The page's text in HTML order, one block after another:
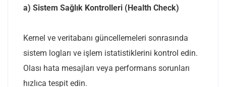
a) Sistem Sağlık Kontrolleri (Health Check)
Kernel ve veritabanı güncellemeleri sonrasında
sistem logları ve işlem istatistiklerini kontrol edin.
Olası hata mesajları veya performans sorunları
hızlıca tespit edin.